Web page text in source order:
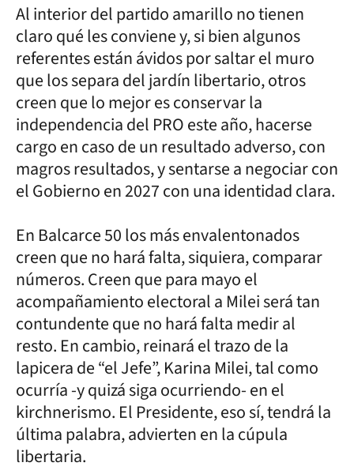
Al interior del partido amarillo no tienen
claro qué les conviene y, si bien algunos
referentes están ávidos por saltar el muro
que los separa del jardín libertario, otros
creen que lo mejor es conservar la
independencia del PRO este año, hacerse
cargo en caso de un resultado adverso, con
magros resultados, y sentarse a negociar con
el Gobierno en 2027 con una identidad clara.
En Balcarce 50 los más envalentonados
creen que no hará falta, siquiera, comparar
números. Creen que para mayo el
acompañamiento electoral a Milei será tan
contundente que no hará falta medir al
resto. En cambio, reinará el trazo de la
lapicera de “el Jefe”, Karina Milei, tal como
ocurría -y quizá siga ocurriendo- en el
kirchnerismo. El Presidente, eso sí, tendrá la
última palabra, advierten en la cúpula
libertaria.